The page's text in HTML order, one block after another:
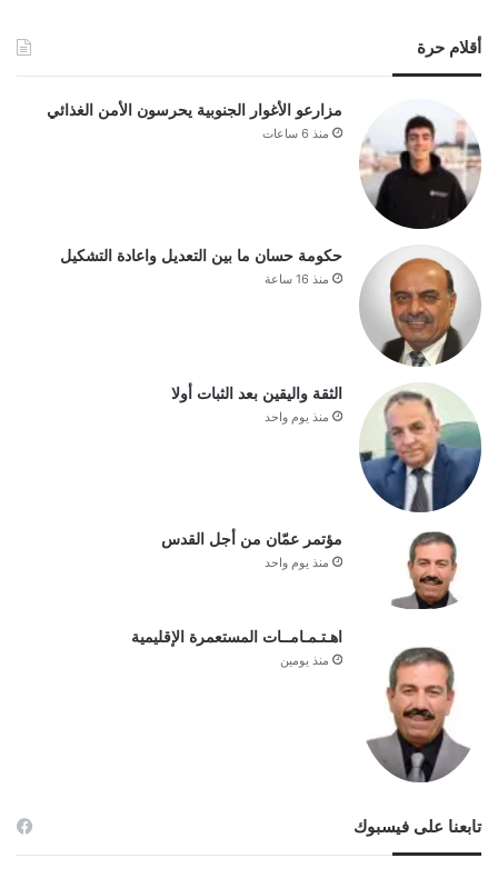
أقلام حرة
مزارعو الأغوار الجنوبية يحرسون الأمن الغذائي
منذ 6 ساعات
حكومة حسان ما بين التعديل واعادة التشكيل
منذ 16 ساعة
الثقة واليقين بعد الثبات أولا
منذ يوم واحد
مؤتمر عمّان من أجل القدس
منذ يوم واحد
اهـتـمـامــات المستعمرة الإقليمية
منذ يومين
تابعنا على فيسبوك